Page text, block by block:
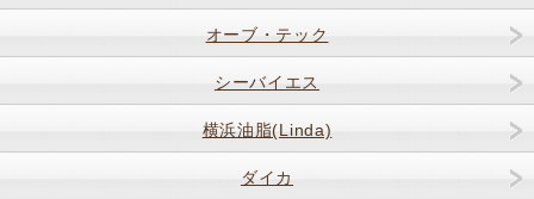
オーブ・テック
シーバイエス
横浜油脂(Linda)
ダイカ